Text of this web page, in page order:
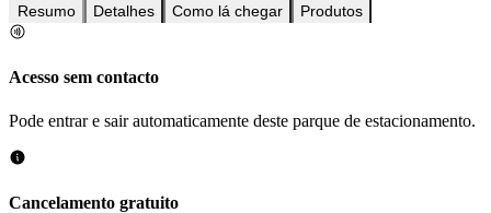
Resumo Detalhes Como lá chegar Produtos
Acesso sem contacto
Pode entrar e sair automaticamente deste parque de estacionamento.
Cancelamento gratuito